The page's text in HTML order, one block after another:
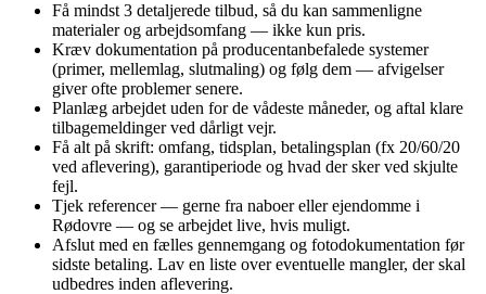
Få mindst 3 detaljerede tilbud, så du kan sammenligne
materialer og arbejdsomfang — ikke kun pris.
Kræv dokumentation på producentanbefalede systemer
(primer, mellemlag, slutmaling) og følg dem — afvigelser
giver ofte problemer senere.
Planlæg arbejdet uden for de vådeste måneder, og aftal klare
tilbagemeldinger ved dårligt vejr.
Få alt på skrift: omfang, tidsplan, betalingsplan (fx 20/60/20
ved aflevering), garantiperiode og hvad der sker ved skjulte
fejl.
Tjek referencer — gerne fra naboer eller ejendomme i
Rødovre — og se arbejdet live, hvis muligt.
Afslut med en fælles gennemgang og foto­dokumentation før
sidste betaling. Lav en liste over eventuelle mangler, der skal
udbedres inden aflevering.